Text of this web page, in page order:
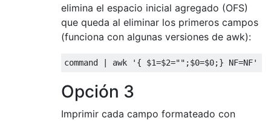
elimina el espacio inicial agregado (OFS)
que queda al eliminar los primeros campos
(funciona con algunas versiones de awk):
command | awk '{ $1=$2="";$0=$0;} NF=NF'
Opción 3
Imprimir cada campo formateado con